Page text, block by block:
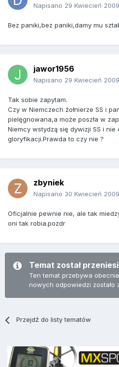
Napisano 29 Kwiecień 2009
Bez paniki,bez paniki,damy mu
jawor1956
Napisano 29 Kwiecień 2009
Tak sobie zapytam.
Czy w Niemczech żołnierze SS i
pielęgnowana,a może poszła w
Niemcy wstydzą się dywizji SS i nie
gloryfikacji.Prawda to czy nie ?
zbyniek
Napisano 30 Kwiecień 2009
Oficjalnie pewnie nie, ale tak
oni tak robia.pozdr
Temat został
Ten temat przebywa
nowych odpowiedzi zostało
Przejdź do listy tematów